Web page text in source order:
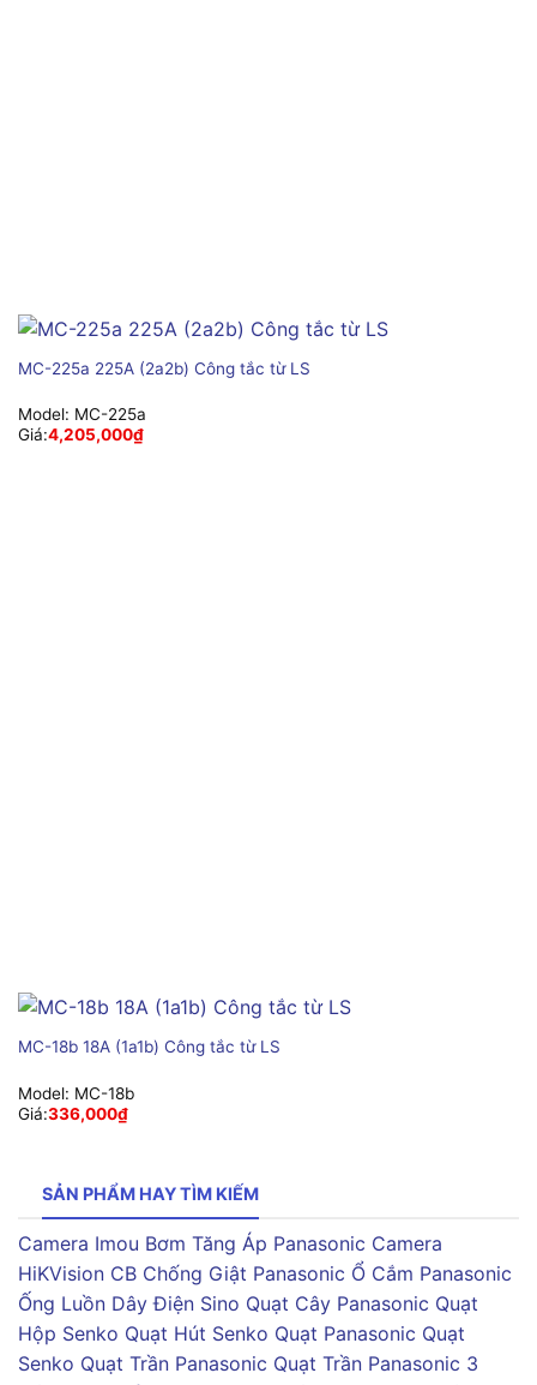
MC-225a 225A (2a2b) Công tắc từ LS
Model: MC-225a
Giá:4,205,000₫
MC-18b 18A (1a1b) Công tắc từ LS
Model: MC-18b
Giá:336,000₫
SẢN PHẨM HAY TÌM KIẾM
Camera Imou Bơm Tăng Áp Panasonic Camera
HiKVision CB Chống Giật Panasonic Ổ Cắm Panasonic
Ống Luồn Dây Điện Sino Quạt Cây Panasonic Quạt
Hộp Senko Quạt Hút Senko Quạt Panasonic Quạt
Senko Quạt Trần Panasonic Quạt Trần Panasonic 3